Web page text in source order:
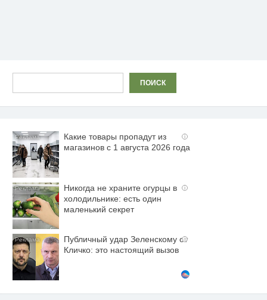
ПОИСК
i
Какие товары пропадут из
магазинов с 1 августа 2026 года
i
Никогда не храните огурцы в
холодильнике: есть один
маленький секрет
i
Публичный удар Зеленскому от
Кличко: это настоящий вызов